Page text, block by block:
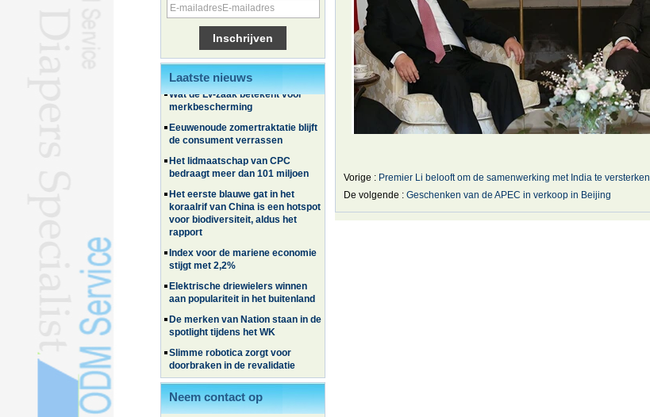
Laatste nieuws
winnen terrein in Zuid-Korea
Familie- en ervaringsreizen
zorgen voor een golf van reizen in
de zomer
Wat de LV-zaak betekent voor
merkbescherming
Eeuwenoude zomertraktatie blijft
de consument verrassen
bedraagt ​​meer dan 101 miljoen
Het eerste blauwe gat in het
koraalrif van China is een hotspot
voor biodiversiteit, aldus het
rapport
Index voor de mariene economie
stijgt met 2,2%
Elektrische driewielers winnen
aan populariteit in het buitenland
De merken van Nation staan ​​in de
spotlight tijdens het WK
Slimme robotica zorgt voor
doorbraken in de revalidatie
winnen terrein in Zuid-Korea
Familie- en ervaringsreizen
Neem contact op
Vorige : Premier Li belooft om de samenwerking met India te versterken
De volgende : Geschenken van de APEC in verkoop in Beijing